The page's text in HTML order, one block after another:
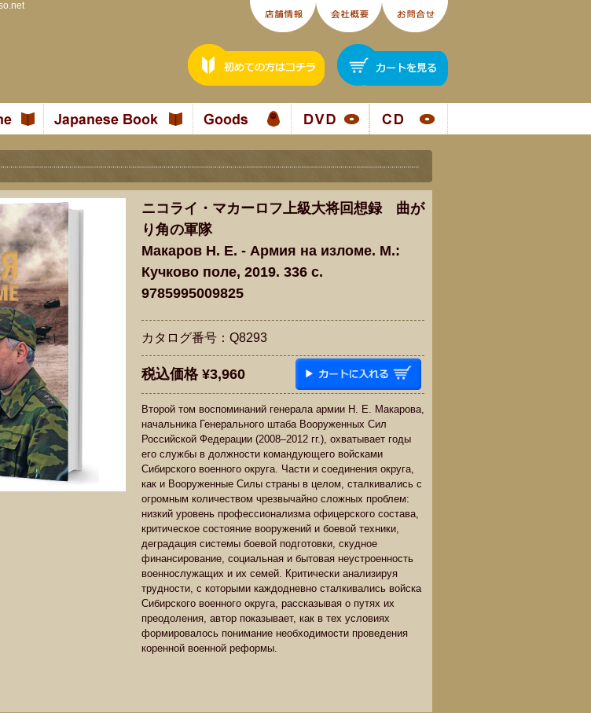
ニコライ・マカーロフ上級大将回想録 曲が
り角の軍隊
Макаров Н. Е. - Армия на изломе. М.:
Кучково поле, 2019. 336 c.
9785995009825
カタログ番号：Q8293
税込価格 ¥3,960
Второй том воспоминаний генерала армии Н. Е. Макарова,
начальника Генерального штаба Вооруженных Сил
Российской Федерации (2008–2012 гг.), охватывает годы
его службы в должности командующего войсками
Сибирского военного округа. Части и соединения округа,
как и Вооруженные Силы страны в целом, сталкивались с
огромным количеством чрезвычайно сложных проблем:
низкий уровень профессионализма офицерского состава,
критическое состояние вооружений и боевой техники,
деградация системы боевой подготовки, скудное
финансирование, социальная и бытовая неустроенность
военнослужащих и их семей. Критически анализируя
трудности, с которыми каждодневно сталкивались войска
Сибирского военного округа, рассказывая о путях их
преодоления, автор показывает, как в тех условиях
формировалось понимание необходимости проведения
коренной военной реформы.